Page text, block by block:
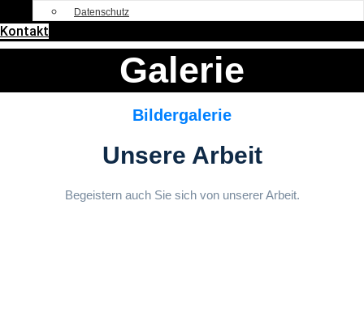
Datenschutz
Kontakt
Galerie
Bildergalerie
Unsere Arbeit
Begeistern auch Sie sich von unserer Arbeit.